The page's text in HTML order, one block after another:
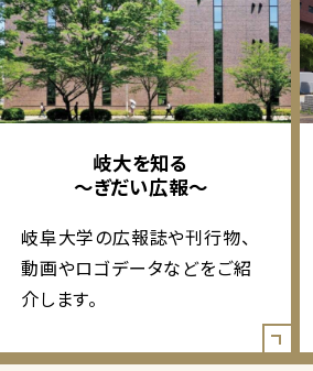
岐大を知る
～ぎだい広報～
岐阜大学の広報誌や刊行物、
動画やロゴデータなどをご紹
介します。